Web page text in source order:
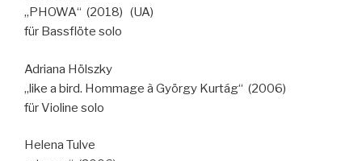
„PHOWA“ (2018) (UA)
für Bassflöte solo
Adriana Hölszky
„like a bird. Hommage à György Kurtág“ (2006)
für Violine solo
Helena Tulve